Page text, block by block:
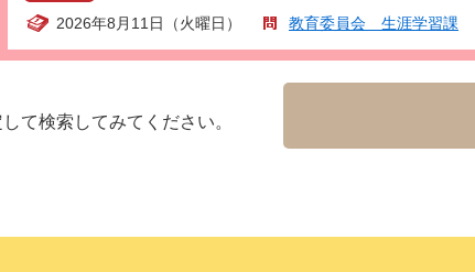
2026年8月11日（火曜日）
教育委員会 生涯学習課
て検索してみてください。